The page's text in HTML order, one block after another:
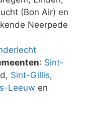
(Bon Air) en
Neerpede
: Sint-
Sint-Gillis,
Leeuw en